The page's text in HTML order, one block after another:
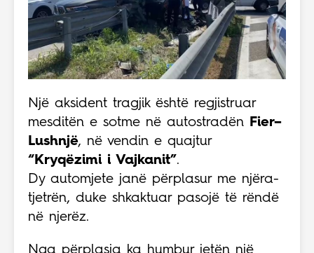
Një aksident tragjik është regjistruar
mesditën e sotme në autostradën Fier–
Lushnjë, në vendin e quajtur
“Kryqëzimi i Vajkanit”.
Dy automjete janë përplasur me njëra-
tjetrën, duke shkaktuar pasojë të rëndë
në njerëz.
Nga përplasja ka humbur jetën një